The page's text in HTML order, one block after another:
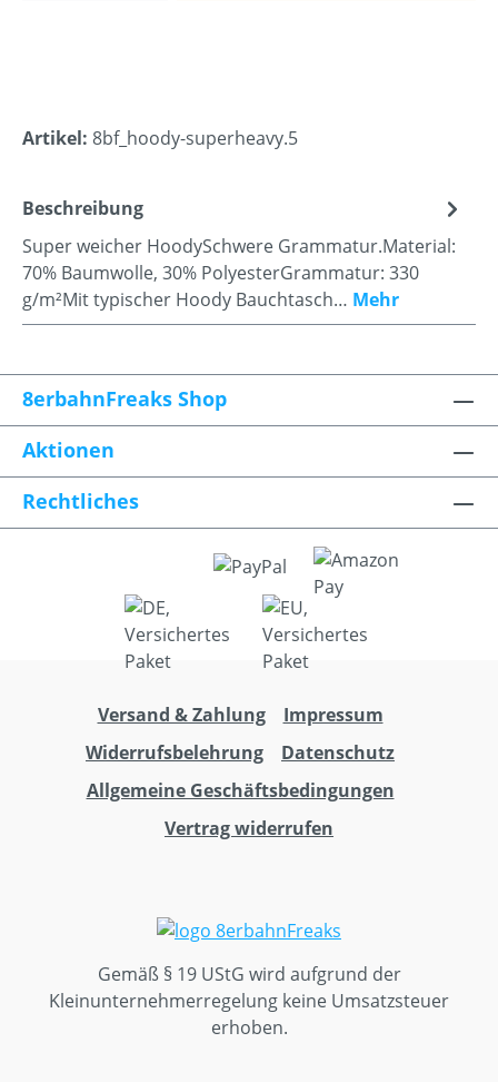
Artikel: 8bf_hoody-superheavy.5
Beschreibung
Super weicher HoodySchwere Grammatur.Material:
70% Baumwolle, 30% PolyesterGrammatur: 330
g/m²Mit typischer Hoody Bauchtasch… Mehr
8erbahnFreaks Shop
Aktionen
Rechtliches
Versand & Zahlung
Impressum
Widerrufsbelehrung
Datenschutz
Allgemeine Geschäftsbedingungen
Vertrag widerrufen
Gemäß § 19 UStG wird aufgrund der
Kleinunternehmerregelung keine Umsatzsteuer
erhoben.